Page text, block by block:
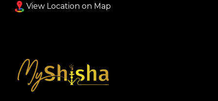
View Location on Map